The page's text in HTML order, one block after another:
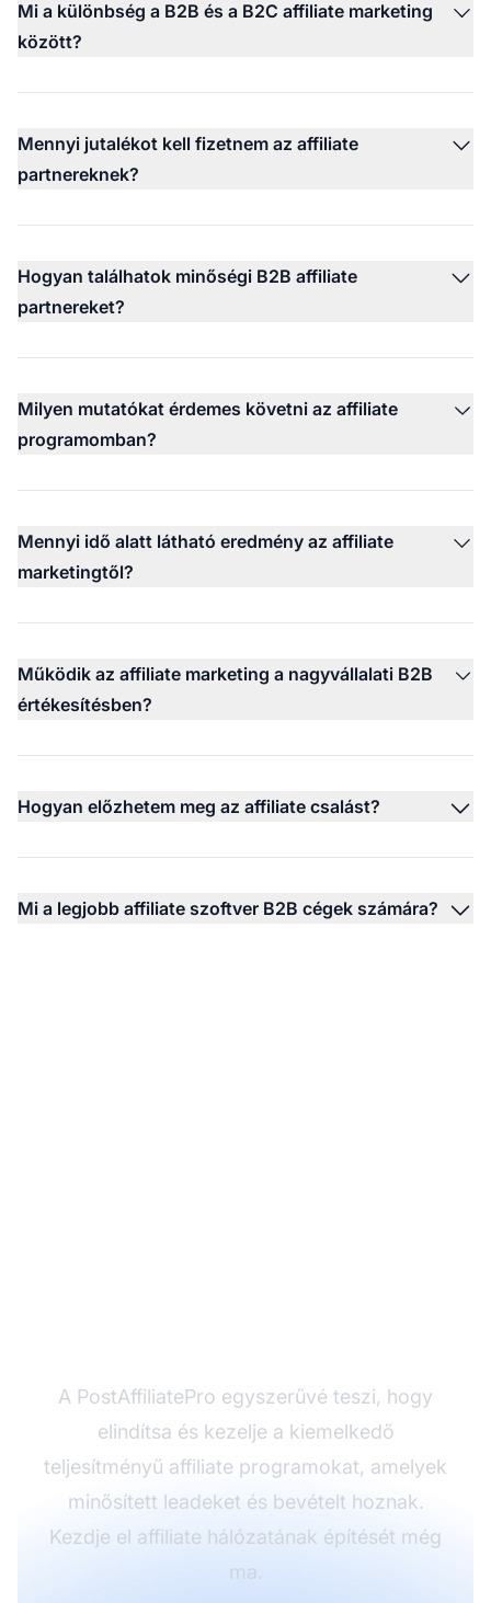
Mi a különbség a B2B és a B2C affiliate marketing
között?
Mennyi jutalékot kell fizetnem az affiliate
partnereknek?
Hogyan találhatok minőségi B2B affiliate
partnereket?
Milyen mutatókat érdemes követni az affiliate
programomban?
Mennyi idő alatt látható eredmény az affiliate
marketingtől?
Működik az affiliate marketing a nagyvállalati B2B
értékesítésben?
Hogyan előzhetem meg az affiliate csalást?
Mi a legjobb affiliate szoftver B2B cégek számára?
A PostAffiliatePro egyszerűvé teszi, hogy
elindítsa és kezelje a kiemelkedő
teljesítményű affiliate programokat, amelyek
minősített leadeket és bevételt hoznak.
Kezdje el affiliate hálózatának építését még
ma.